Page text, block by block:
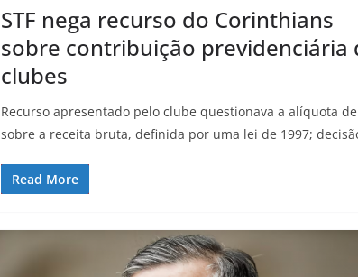
STF nega recurso do Corinthians
sobre contribuição previdenciária
clubes
Recurso apresentado pelo clube questionava a alíquota
sobre a receita bruta, definida por uma lei de 1997;
Read More